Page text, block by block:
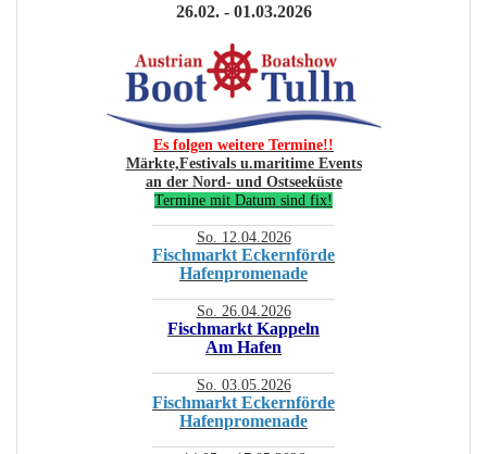
26.02. - 01.03.2026
Es folgen weitere Termine!!
Märkte,Festivals u.maritime Events
an der Nord- und Ostseeküste
Termine mit Datum sind fix!
So. 12.04.2026
Fischmarkt Eckernförde
Hafenpromenade
So. 26.04.2026
Fischmarkt Kappeln
Am Hafen
So. 03.05.2026
Fischmarkt Eckernförde
Hafenpromenade